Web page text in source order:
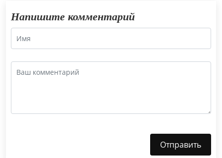
Напишите комментарий
Отправить